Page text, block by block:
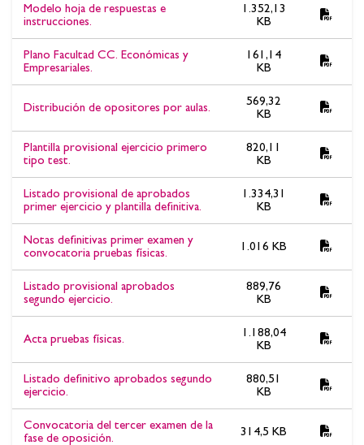
Modelo hoja de respuestas e
instrucciones.
1.352,13
KB
Plano Facultad CC. Económicas y
Empresariales.
161,14
KB
Distribución de opositores por aulas.
569,32
KB
Plantilla provisional ejercicio primero
tipo test.
820,11
KB
Listado provisional de aprobados
primer ejercicio y plantilla definitiva.
1.334,31
KB
Notas definitivas primer examen y
convocatoria pruebas físicas.
1.016 KB
Listado provisional aprobados
segundo ejercicio.
889,76
KB
Acta pruebas físicas.
1.188,04
KB
Listado definitivo aprobados segundo
ejercicio.
880,51
KB
Convocatoria del tercer examen de la
fase de oposición.
314,5 KB